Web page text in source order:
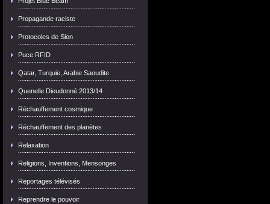
Propagande raciste
Protocoles de Sion
Puce RFID
Qatar, Turquie, Arabie Saoudite
Quenelle Dieudonné 2013/14
Réchauffement cosmique
Réchauffement des planètes
Relaxation
Religions, Inventions, Mensonges
Reportages télévisés
Reprendre le pouvoir